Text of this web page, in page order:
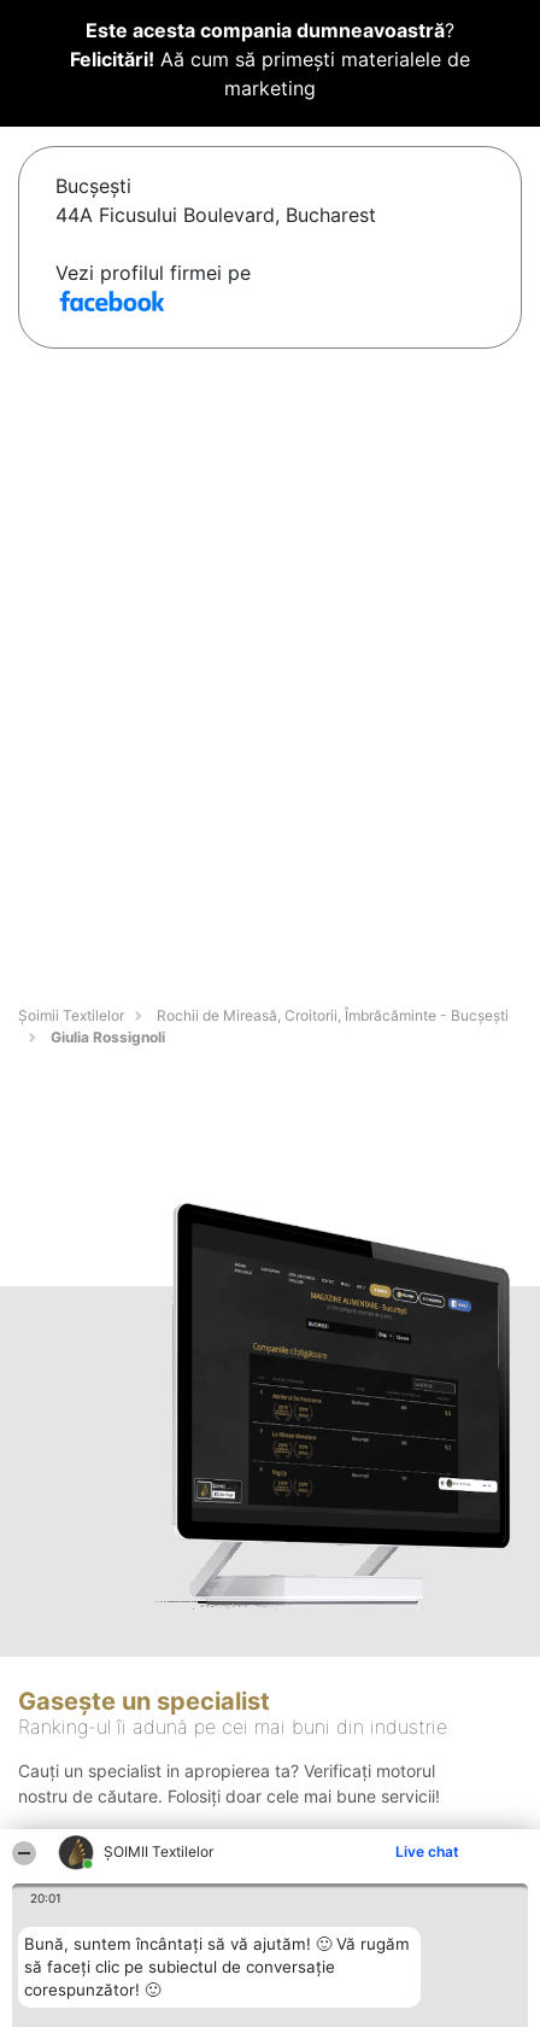
ȘOIMII Textilelor Live chat
20:01
Bună, suntem încântați să vă ajutăm! 🙂 Vă rugăm
să faceți clic pe subiectul de conversație
corespunzător! 🙂
Este acesta compania dumneavoastră?
Felicitări! Aă cum să primești materialele de
marketing
Bucşeşti
44A Ficusului Boulevard, Bucharest
Vezi profilul firmei pe
Șoimii Textilelor
Rochii de Mireasă, Croitorii, Îmbrăcăminte - Bucşeşti
Giulia Rossignoli
Gasește un specialist
Ranking-ul îi adună pe cei mai buni din industrie
Cauți un specialist in apropierea ta? Verificați motorul
nostru de căutare. Folosiți doar cele mai bune servicii!